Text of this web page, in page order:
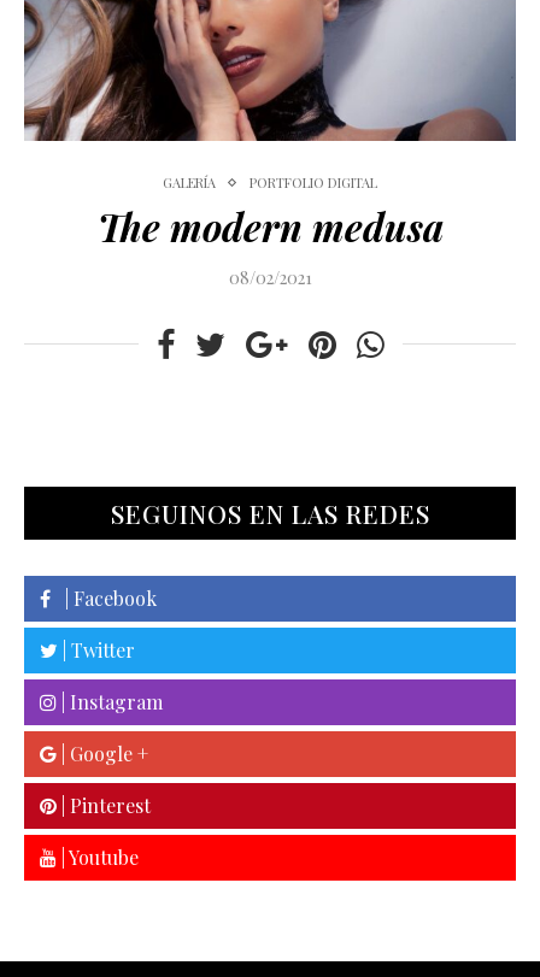
GALERÍA PORTFOLIO DIGITAL
The modern medusa
08/02/2021
SEGUINOS EN LAS REDES
| Facebook
| Twitter
| Instagram
| Google +
| Pinterest
| Youtube